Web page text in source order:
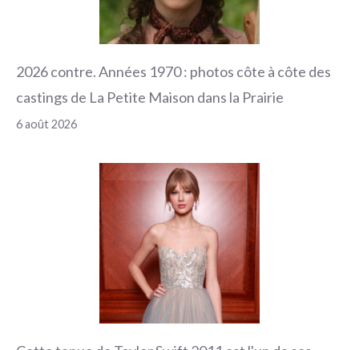
2026 contre. Années 1970 : photos côte à côte des
castings de La Petite Maison dans la Prairie
6 août 2026